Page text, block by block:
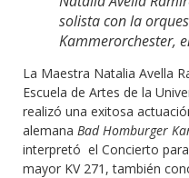
solista con la
Kammerorchester,
La Maestra Natalia Avella
Escuela de Artes de la
realizó una exitosa
alemana Bad Homburger
interpretó el Concierto
mayor KV 271, también